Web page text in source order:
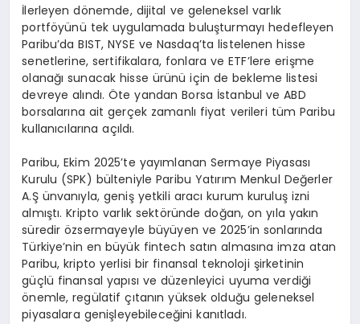
İlerleyen dönemde, dijital ve geleneksel varlık
portföyünü tek uygulamada buluşturmayı hedefleyen
Paribu’da BIST, NYSE ve Nasdaq’ta listelenen hisse
senetlerine, sertifikalara, fonlara ve ETF’lere erişme
olanağı sunacak hisse ürünü için de bekleme listesi
devreye alındı. Öte yandan Borsa İstanbul ve ABD
borsalarına ait gerçek zamanlı fiyat verileri tüm Paribu
kullanıcılarına açıldı.
Paribu, Ekim 2025’te yayımlanan Sermaye Piyasası
Kurulu (SPK) bülteniyle Paribu Yatırım Menkul Değerler
A.Ş ünvanıyla, geniş yetkili aracı kurum kuruluş izni
almıştı. Kripto varlık sektöründe doğan, on yıla yakın
süredir özsermayeyle büyüyen ve 2025’in sonlarında
Türkiye’nin en büyük fintech satın almasına imza atan
Paribu, kripto yerlisi bir finansal teknoloji şirketinin
güçlü finansal yapısı ve düzenleyici uyuma verdiği
önemle, regülatif çıtanın yüksek olduğu geleneksel
piyasalara genişleyebileceğini kanıtladı.